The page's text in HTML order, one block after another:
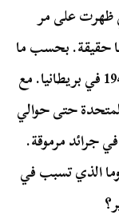
ظهرت على مر
حقيقة. بحسب ما
ورد ظهر أول ذكر صحفي للسفينة في عام 1940 في بريطانيا. مع
حتى حوالي
في جرائد مرموقة.
الذي تسبب في